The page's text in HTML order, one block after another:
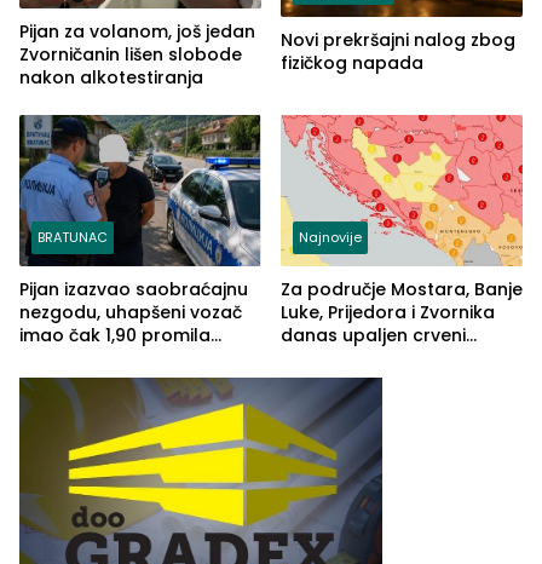
Pijan za volanom, još jedan
Zvorničanin lišen slobode
nakon alkotestiranja
Novi prekršajni nalog zbog
fizičkog napada
BRATUNAC
Pijan izazvao saobraćajnu
nezgodu, uhapšeni vozač
imao čak 1,90 promila
Najnovije
Za područje Mostara, Banje
Luke, Prijedora i Zvornika
danas upaljen crveni